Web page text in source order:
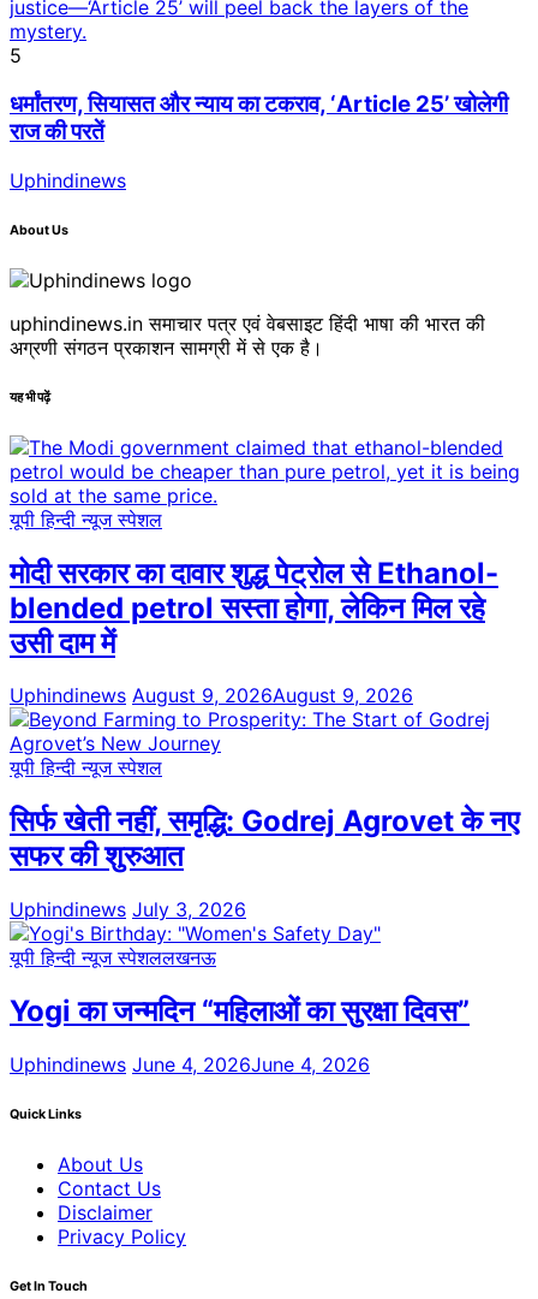
5
धर्मांतरण, सियासत और न्याय का टकराव, ‘Article 25’ खोलेगी
राज की परतें
Uphindinews
About Us
uphindinews.in समाचार पत्र एवं वेबसाइट हिंदी भाषा की भारत की
अग्रणी संगठन प्रकाशन सामग्री में से एक है।
यह भी पढ़ें
यूपी हिन्दी न्यूज स्पेशल
मोदी सरकार का दावार शुद्ध पेट्रोल से Ethanol-
blended petrol सस्ता होगा, लेकिन मिल रहे
उसी दाम में
Uphindinews August 9, 2026August 9, 2026
यूपी हिन्दी न्यूज स्पेशल
सिर्फ खेती नहीं, समृद्धि: Godrej Agrovet के नए
सफर की शुरुआत
Uphindinews July 3, 2026
यूपी हिन्दी न्यूज स्पेशललखनऊ
Yogi का जन्मदिन “महिलाओं का सुरक्षा दिवस”
Uphindinews June 4, 2026June 4, 2026
Quick Links
About Us
Contact Us
Disclaimer
Privacy Policy
Get In Touch